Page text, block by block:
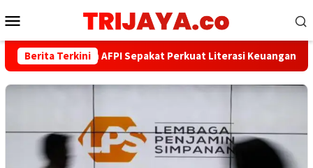
ke
Mobile
Berita Terkini
PWI dan AFPI Sepakat Perkuat Literasi Keuangan